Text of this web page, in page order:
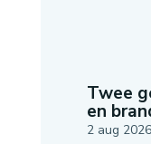
Twee
en
2 aug 2026